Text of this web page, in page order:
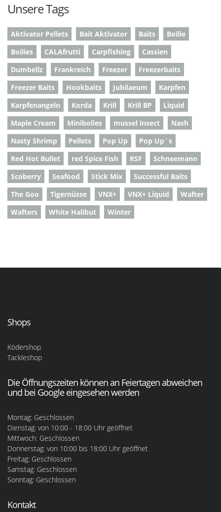
Unsere Tags
Aktivator Pellets Bait Aktivator Baits
Boilie
Boilies
CALAfrutti Carpfishing
Cassien
Dumbellz
Frankreich Freezer
Freezerbaits
Freezer Baits
Hookbaits Jubilaeum
Karpfen
Karpfenangeln
Korda Krill Krill BP
Liquid
Maple Cream
Minibolies mussel insect
Nash
Nasty Shrimp
Pellets Pop Up
Pop Up`s
Red Hot Bullet
red Spice Fish RSF
Schneemann
Scoberry
Seafood Stick Mix
Successful Baits
The Goo
Tigernüsse VNX+ VNX+ Liquid
Wafter
Wafters
White Halibut Winter
Shops
Ködershop
Tackleshop
Die Öffnungszeiten können an Feiertagen abweichen
und bei Google eingesehen werden
Montag: Geschlossen
Dienstag: von 10:00 - 18:00 Uhr geöffnet
Mittwoch: Geschlossen
Donnerstag: von 10:00 bis 18:00 Uhr geöffnet
Freitag: Geschlossen
Samstag: Geschlossen
Sonntag: Geschlossen
Kontakt